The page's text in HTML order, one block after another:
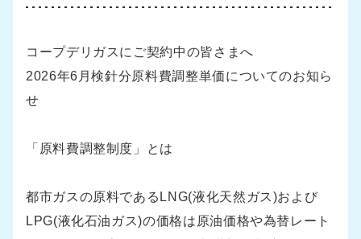
コープデリガスにご契約中の皆さまへ
2026年6月検針分原料費調整単価についてのお知ら
せ
「原料費調整制度」とは
都市ガスの原料であるLNG(液化天然ガス)および
LPG(液化石油ガス)の価格は原油価格や為替レート